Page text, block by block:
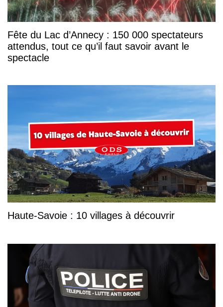
Fête du Lac d’Annecy : 150 000 spectateurs
attendus, tout ce qu’il faut savoir avant le
spectacle
Haute-Savoie : 10 villages à découvrir